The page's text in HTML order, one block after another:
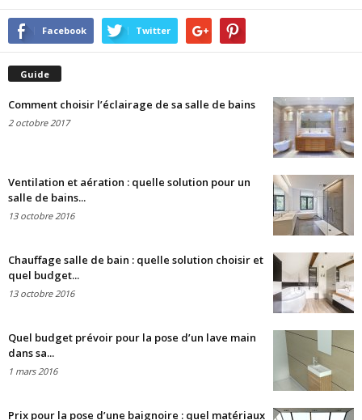
Facebook Twitter
Guide
Comment choisir l’éclairage de sa salle de bains
2 octobre 2017
Ventilation et aération : quelle solution pour un
salle de bains...
13 octobre 2016
Chauffage salle de bain : quelle solution choisir et
quel budget...
13 octobre 2016
Quel budget prévoir pour la pose d’un lave main
dans sa...
1 mars 2016
Prix pour la pose d’une baignoire : quel matériaux